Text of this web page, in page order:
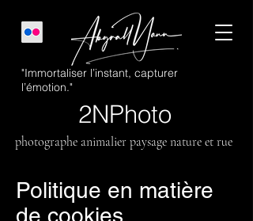
"Immortaliser l’instant, capturer
l’émotion."
2NPhoto
photographe animalier paysage nature et rue
Politique en matière
de cookies